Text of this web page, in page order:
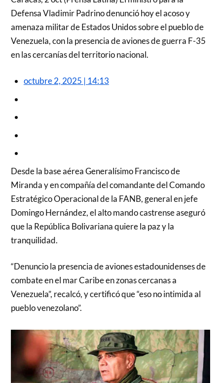
Defensa Vladimir Padrino denunció hoy el acoso y
amenaza militar de Estados Unidos sobre el pueblo de
Venezuela, con la presencia de aviones de guerra F-35
en las cercanías del territorio nacional.
octubre 2, 2025 | 14:13
Desde la base aérea Generalísimo Francisco de
Miranda y en compañía del comandante del Comando
Estratégico Operacional de la FANB, general en jefe
Domingo Hernández, el alto mando castrense aseguró
que la República Bolivariana quiere la paz y la
tranquilidad.
“Denuncio la presencia de aviones estadounidenses de
combate en el mar Caribe en zonas cercanas a
Venezuela”, recalcó, y certificó que “eso no intimida al
pueblo venezolano”.